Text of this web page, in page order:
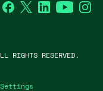
Facebook
Twitter LinkedInYouTube
RIGHTS RESERVED.